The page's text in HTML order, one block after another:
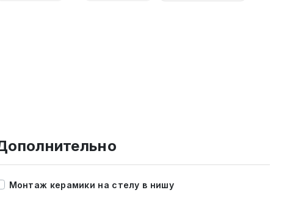
Монтаж керамики на стелу в нишу